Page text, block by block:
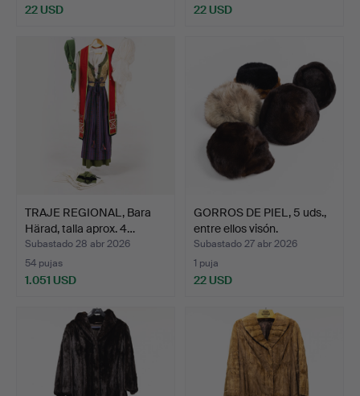
22 USD 22 USD
TRAJE REGIONAL, Bara
Härad, talla aprox. 4…
Subastado 28 abr 2026
54 pujas
1.051 USD
GORROS DE PIEL, 5 uds.,
entre ellos visón.
Subastado 27 abr 2026
1 puja
22 USD